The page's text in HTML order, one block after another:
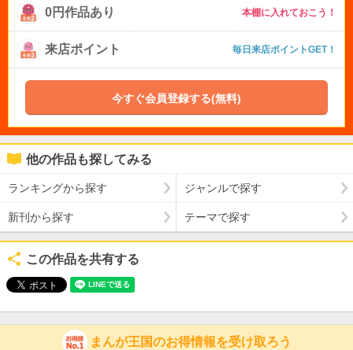
0円作品あり 本棚に入れておこう！
来店ポイント 毎日来店ポイントGET！
今すぐ会員登録する(無料)
他の作品も探してみる
ランキングから探す ジャンルで探す
新刊から探す テーマで探す
この作品を共有する
まんが王国のお得情報を受け取ろう